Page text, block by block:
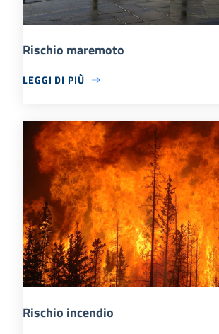
Rischio maremoto
LEGGI DI PIÙ
Rischio incendio